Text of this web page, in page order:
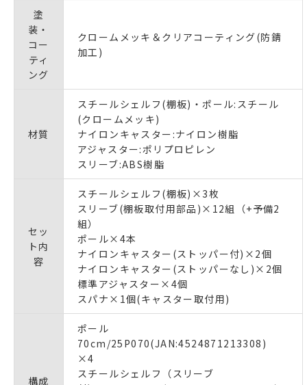
塗
装・
コー
ティ
ング
クロームメッキ＆クリアコーティング(防錆
加工)
材質
スチールシェルフ(棚板)・ポール:スチール
(クロームメッキ)
ナイロンキャスター:ナイロン樹脂
アジャスター:ポリプロピレン
スリーブ:ABS樹脂
セッ
ト内
容
スチールシェルフ(棚板)×3枚
スリーブ(棚板取付用部品)×12組（+予備2
組）
ポール×4本
ナイロンキャスター(ストッパー付)×2個
ナイロンキャスター(ストッパーなし)×2個
標準アジャスター×4個
スパナ×1個(キャスター取付用)
構成
ポール
70cm/25P070(JAN:4524871213308)
×4
スチールシェルフ（スリーブ